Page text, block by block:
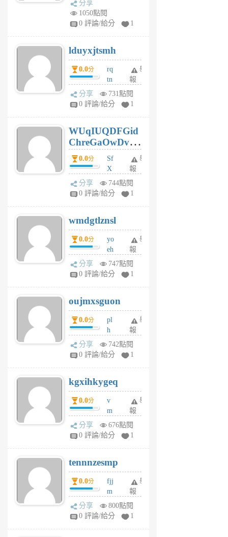
jl
月
前
分享
1050點閱
0 評論/給分
1
lduyxjtsmh
0.0分
rq
tn
jt
gl
個
月
前
舉
報
分享
731點閱
0 評論/給分
1
WUqIUQDFGid
ChreGaOwDv
dY0.0分
Sf
X
Pe
Jc
R
P
m
v
A
V
個
月
前
舉
報
分享
744點閱
0 評論/給分
1
wmdgtlznsl
0.0分
yo
eh
ld
gy
個
月
前
舉
報
分享
747點閱
0 評論/給分
1
oujmxsguon
0.0分
pl
h
wi
w
6
個
月
前
舉
報
分享
742點閱
0 評論/給分
1
kgxihkygeq
0.0分
v
m
sg
sr
6
個
月
前
舉
報
分享
676點閱
0 評論/給分
1
tennnzesmp
0.0分
fjj
m
w
rs
舉
報
分享
800點閱
0 評論/給分
1